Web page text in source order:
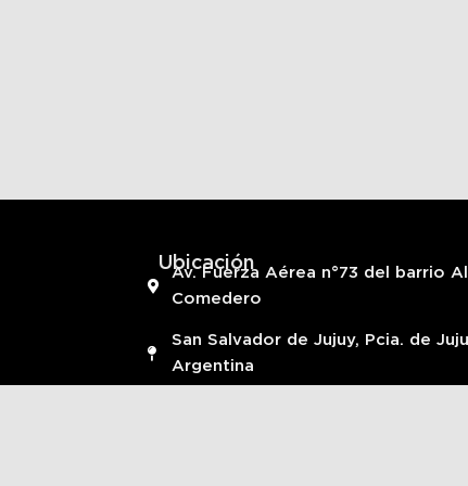
Ubicación
Av. Fuerza Aérea n°73 del barrio
Comedero
San Salvador de Jujuy, Pcia. de
Argentina